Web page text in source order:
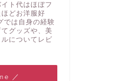
ト代はほぼフ
どお洋服好
では自身の経験
グッズや、美
についてレビ
／